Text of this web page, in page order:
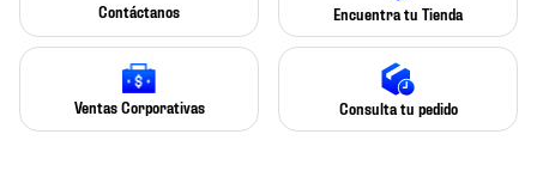
Contáctanos Encuentra tu Tienda
Ventas Corporativas Consulta tu pedido